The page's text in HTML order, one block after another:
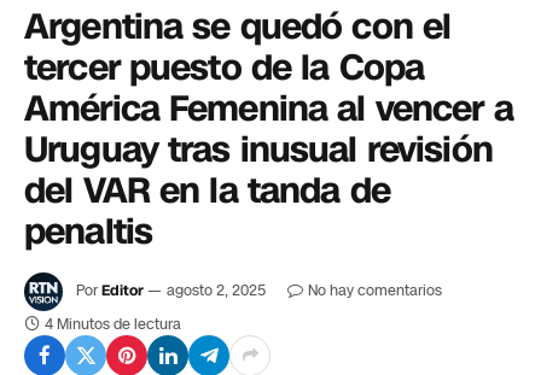
Argentina se quedó con el
tercer puesto de la Copa
América Femenina al vencer a
Uruguay tras inusual revisión
del VAR en la tanda de
penaltis
PorEditor agosto 2, 2025
No hay comentarios
4 Minutos de lectura